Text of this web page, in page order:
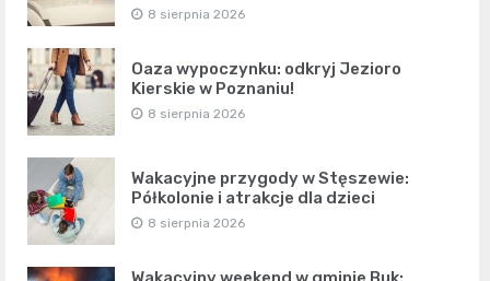
8 sierpnia 2026
Oaza wypoczynku: odkryj Jezioro
Kierskie w Poznaniu!
8 sierpnia 2026
Wakacyjne przygody w Stęszewie:
Półkolonie i atrakcje dla dzieci
8 sierpnia 2026